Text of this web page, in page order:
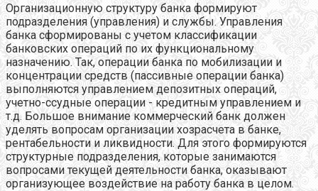
Организационную структуру банка формируют
подразделения (управления) и службы. Управления
банка сформированы с учетом классификации
банковских операций по их функциональному
назначению. Так, операции банка по мобилизации и
концентрации средств (пассивные операции банка)
выполняются управлением депозитных операций,
учетно-ссудные операции - кредитным управлением и
т.д. Большое внимание коммерческий банк должен
уделять вопросам организации хозрасчета в банке,
рентабельности и ликвидности. Для этого формируются
структурные подразделения, которые занимаются
вопросами текущей деятельности банка, оказывают
организующее воздействие на работу банка в целом.